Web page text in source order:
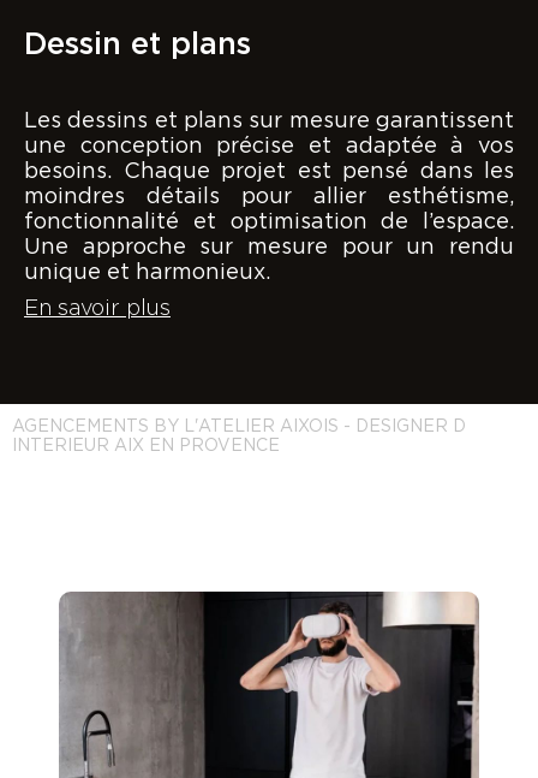
Dessin et plans
Les dessins et plans sur mesure garantissent
une conception précise et adaptée à vos
besoins. Chaque projet est pensé dans les
moindres détails pour allier esthétisme,
fonctionnalité et optimisation de l’espace.
Une approche sur mesure pour un rendu
unique et harmonieux.
En savoir plus
AGENCEMENTS BY L'ATELIER AIXOIS - DESIGNER D
INTERIEUR AIX EN PROVENCE